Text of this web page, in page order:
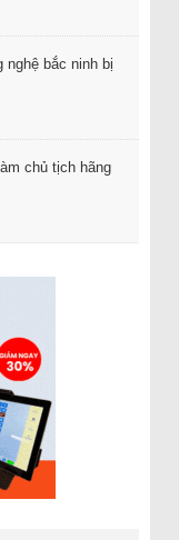
nghệ bắc ninh bị
chủ tịch hãng